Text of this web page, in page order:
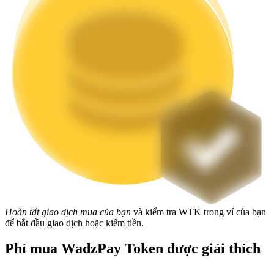
Staking
Launchpool
Đặt cọc linh hoạt để kiếm được các token phổ biến.
Hoàn tất giao dịch mua của bạn và kiểm tra WTK trong ví của bạn
để bắt đầu giao dịch hoặc kiếm tiền.
Phí mua WadzPay Token được giải thích